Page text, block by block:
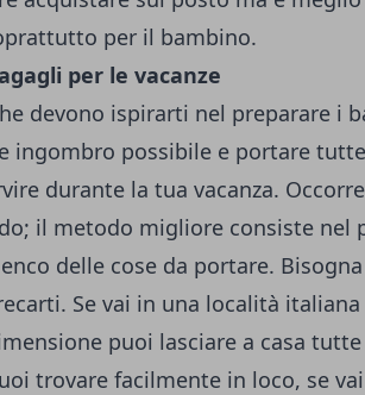
per il bambino.
per le vacanze
devono ispirarti nel preparare i
ingombro possibile e portare
durante la tua vacanza.
il metodo migliore consiste nel
delle cose da portare.
Se vai in una località
puoi lasciare a casa
trovare facilmente in loco, se